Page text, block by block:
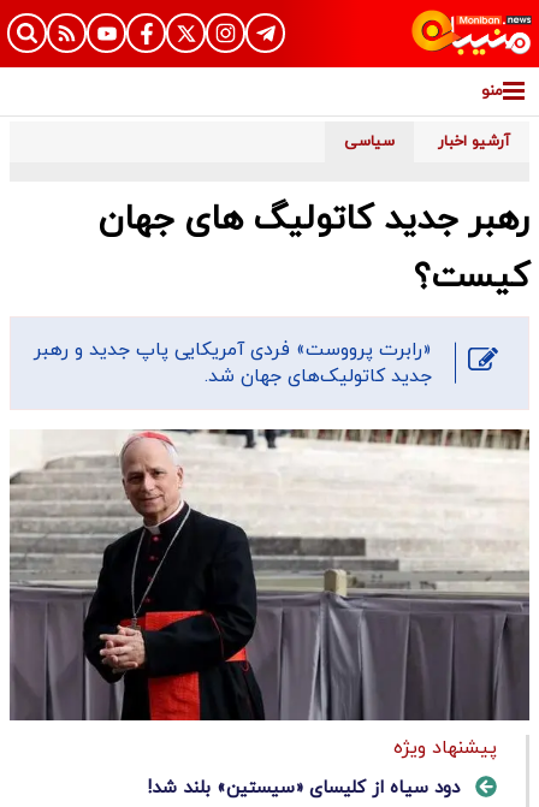
منو
آرشیو اخبار سیاسی
رهبر جدید کاتولیگ های جهان
کیست؟
«رابرت پرووست» فردی آمریکایی پاپ جدید و رهبر
جدید کاتولیک‌های جهان شد.
پیشنهاد ویژه
دود سیاه از کلیسای «سیستین» بلند شد!